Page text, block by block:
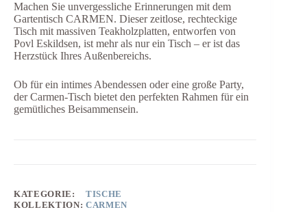
Machen Sie unvergessliche Erinnerungen mit dem
Gartentisch CARMEN. Dieser zeitlose, rechteckige
Tisch mit massiven Teakholzplatten, entworfen von
Povl Eskildsen, ist mehr als nur ein Tisch – er ist das
Herzstück Ihres Außenbereichs.
Ob für ein intimes Abendessen oder eine große Party,
der Carmen-Tisch bietet den perfekten Rahmen für ein
gemütliches Beisammensein.
KATEGORIE:
TISCHE
KOLLEKTION: CARMEN